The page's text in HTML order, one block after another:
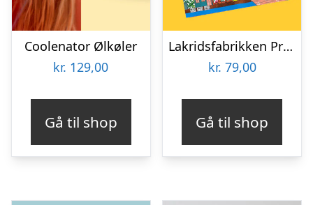
Coolenator Ølkøler
kr. 129,00
Gå til shop
Lakridsfabrikken Premiumlakrids – Copenhagen
kr. 79,00
Gå til shop